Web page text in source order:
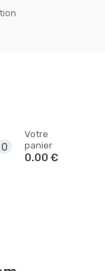
0
Votre
panier
0.00 €